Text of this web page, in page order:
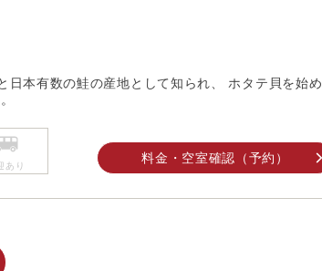
本有数の鮭の産地として知られ、 ホタテ貝を始め
料金・空室確認（予約）